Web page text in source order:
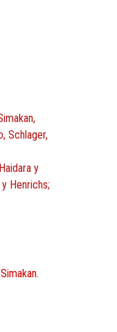
Schlager,
y
Henrichs;